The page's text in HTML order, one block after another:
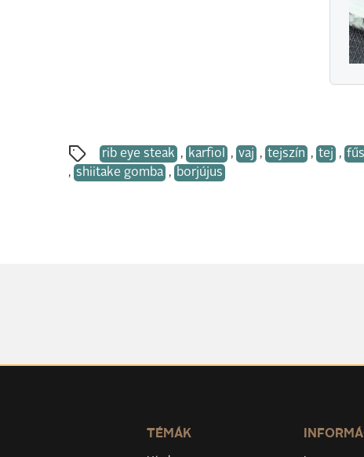
rib eye steak , karfiol , vaj , tejszín , tej ,
, shiitake gomba , borjújus
TÉMÁK